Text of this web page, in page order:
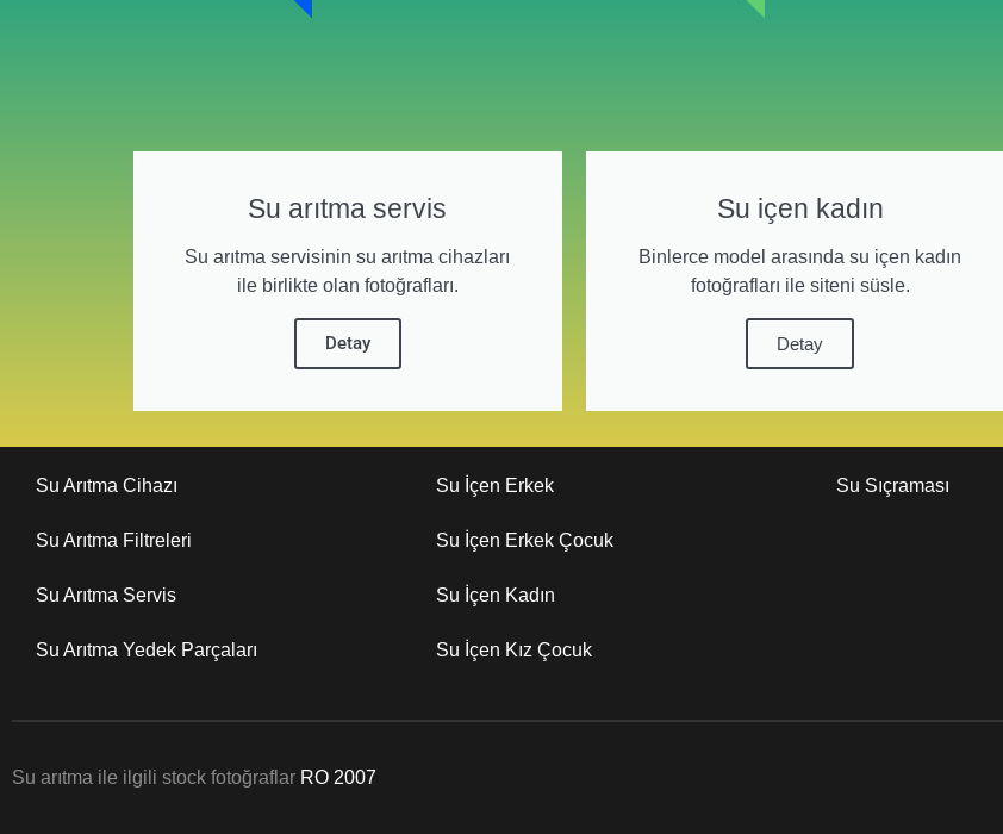
Su arıtma servis
Su arıtma servisinin su arıtma cihazları
ile birlikte olan fotoğrafları.
Detay
Su içen kadın
Binlerce model arasında su içen kadın
fotoğrafları ile siteni süsle.
Detay
Su Arıtma Cihazı
Su Arıtma Filtreleri
Su Arıtma Servis
Su Arıtma Yedek Parçaları
Su İçen Erkek
Su İçen Erkek Çocuk
Su İçen Kadın
Su İçen Kız Çocuk
Su Sıçraması
Su arıtma ile ilgili stock fotoğraflar RO 2007